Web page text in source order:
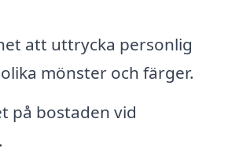
att uttrycka personlig
mönster och färger.
på bostaden vid